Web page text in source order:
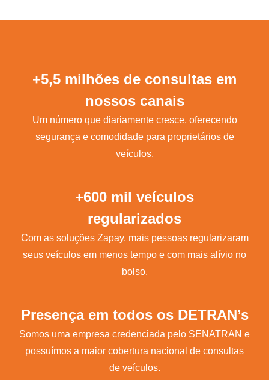
+5,5 milhões de consultas em
nossos canais
Um número que diariamente cresce, oferecendo
segurança e comodidade para proprietários de
veículos.
+600 mil veículos
regularizados
Com as soluções Zapay, mais pessoas regularizaram
seus veículos em menos tempo e com mais alívio no
bolso.
Presença em todos os DETRAN’s
Somos uma empresa credenciada pelo SENATRAN e
possuímos a maior cobertura nacional de consultas
de veículos.